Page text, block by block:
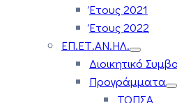
Έτους 2021
Έτους 2022
ΕΠ.ΕΤ.ΑΝ.ΗΛ.
Διοικητικό
Προγράμματα
ΤΟΠΣΑ